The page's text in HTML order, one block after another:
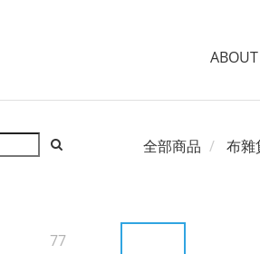
ABOUT
77
全部商品 布雜